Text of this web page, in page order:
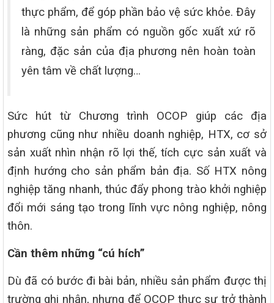
thực phẩm, để góp phần bảo vệ sức khỏe. Đây
là những sản phẩm có nguồn gốc xuất xứ rõ
ràng, đặc sản của địa phương nên hoàn toàn
yên tâm về chất lượng…
Sức hút từ Chương trình OCOP giúp các địa
phương cũng như nhiều doanh nghiệp, HTX, cơ sở
sản xuất nhìn nhận rõ lợi thế, tích cực sản xuất và
định hướng cho sản phẩm bản địa. Số HTX nông
nghiệp tăng nhanh, thúc đẩy phong trào khởi nghiệp
đổi mới sáng tạo trong lĩnh vực nông nghiệp, nông
thôn.
Cần thêm những “cú hích”
Dù đã có bước đi bài bản, nhiều sản phẩm được thị
trường ghi nhận, nhưng để OCOP thực sự trở thành